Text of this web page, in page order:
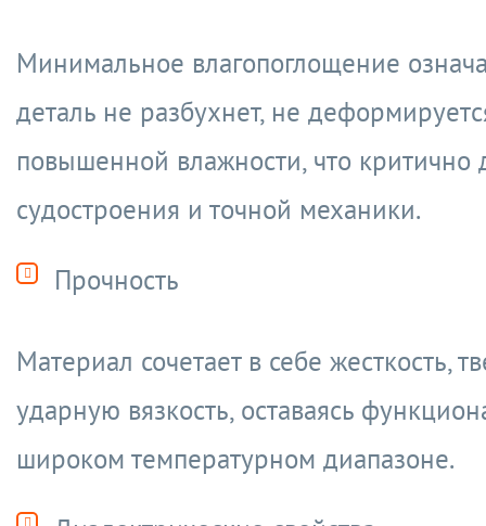
Минимальное влагопоглощение
деталь не разбухнет, не
повышенной влажности, что критично
судостроения и точной механики.
Прочность
Материал сочетает в себе жесткость,
ударную вязкость, оставаясь
широком температурном диапазоне.